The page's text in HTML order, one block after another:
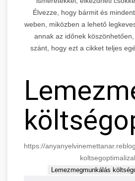
Élvezze, hogy bármit és
weben, miközben a lehető
annak az időnek
szánt, hogy ezt a cikket teljes
https://
Lemezmegmunkálás